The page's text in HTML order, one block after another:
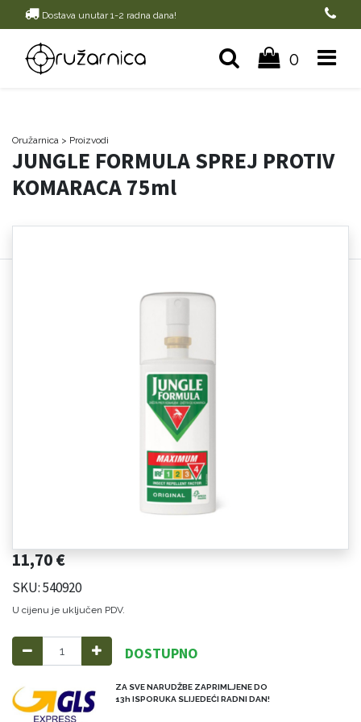
Dostava unutar 1-2 radna dana!
0
Oružarnica > Proizvodi
JUNGLE FORMULA SPREJ PROTIV
KOMARACA 75ml
11,70€
SKU: 540920
U cijenu je uključen PDV.
DOSTUPNO
ZA SVE NARUDŽBE ZAPRIMLJENE DO
13h ISPORUKA SLIJEDEĆI RADNI DAN!